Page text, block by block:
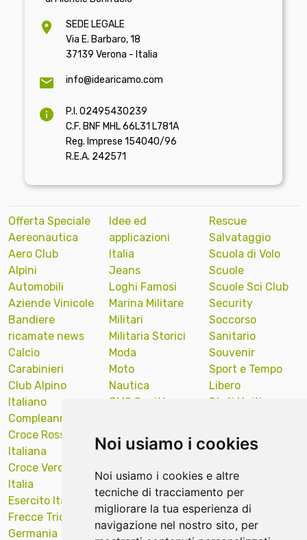
Noi usiamo i cookies
Noi usiamo i cookies e altre
tecniche di tracciamento per
migliorare la tua esperienza di
navigazione nel nostro sito, per
SEDE LEGALE
Via E. Barbaro, 18
37139 Verona - Italia
info@idearicamo.com
P.I. 02495430239
C.F. BNF MHL 66L31 L781A
Reg. Imprese 154040/96
R.E.A. 242571
Offerta Speciale
Aereonautica
Aero Club
Alpini
Automobili
Aziende Vinicole
Bandiere
ricamate news
Calcio
Carabinieri
Club Alpino
Italiano
Compleanno
Croce Rossa
Italiana
Croce Verde
Italia
Esercito Italiano
Frecce Tricolori
Germania
Idee ed
applicazioni
Italia
Jeans
Loghi Famosi
Marina Militare
Militari
Militaria Storici
Moda
Moto
Nautica
OMS Sanità
Unite
Polizia Locale
ricamati news
Protezione Civile
Quadri Opere
Arte
Rescue
Salvataggio
Scuola di Volo
Scuole
Scuole Sci Club
Security
Soccorso
Sanitario
Souvenir
Sport e Tempo
Libero
Stati Uniti
Sub Diver
Sud Tirol
Targa Auto
Tecniche ricamo
Val Gardena
Veicoli Industriali